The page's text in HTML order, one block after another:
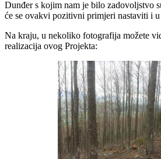
Dunđer s kojim nam je bilo zadovoljstvo
će se ovakvi pozitivni primjeri nastaviti i
Na kraju, u nekoliko fotografija možete
realizacija ovog Projekta: